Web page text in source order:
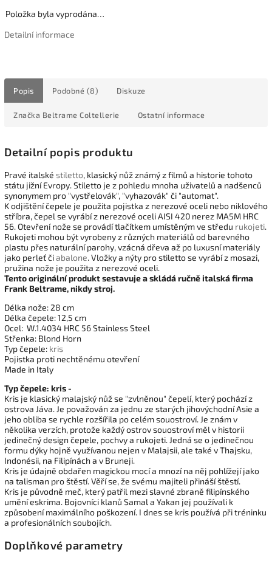
Položka byla vyprodána…
Detailní informace
Popis Podobné (8) Diskuze
Značka Beltrame Coltellerie Ostatní informace
Detailní popis produktu
Pravé italské stiletto, klasický nůž známý z filmů a historie tohoto
státu jižní Evropy. Stiletto je z pohledu mnoha uživatelů a nadšenců
synonymem pro "vystřelovák", "vyhazovák" či "automat".
K odjištění čepele je použita pojistka z nerezové oceli nebo niklového
stříbra, čepel se vyrábí z nerezové oceli AISI 420 nerez MA5M HRC
56. Otevření nože se provádí tlačítkem umístěným ve středu rukojeti.
Rukojeti mohou být vyrobeny z různých materiálů od barevného
plastu přes naturální parohy, vzácná dřeva až po luxusní materiály
jako perleť čiabalone. Vložky a nýty pro stiletto se vyrábí z mosazi,
pružina nože je použita z nerezové oceli.
Tento originální produkt sestavuje a skládá ručně italská firma
Frank Beltrame, nikdy stroj.
Délka nože: 28 cm
Délka čepele: 12,5 cm
Ocel: W.1.4034 HRC 56 Stainless Steel
Střenka: Blond Horn
Typ čepele: kris
Pojistka proti nechtěnému otevření
Made in Italy
Typ čepele: kris -
Kris je klasický malajský nůž se "zvlněnou" čepelí, který pochází z
ostrova Jáva. Je považován za jednu ze starých jihovýchodní Asie a
jeho obliba se rychle rozšířila po celém souostroví. Je znám v
několika verzích, protože každý ostrov souostroví měl v historii
jedinečný design čepele, pochvy a rukojeti. Jedná se o jedinečnou
formu dýky hojně využívanou nejen v Malajsii, ale také v Thajsku,
Indonésii, na Filipínách a v Bruneji.
Kris je údajně obdařen magickou mocí a mnozí na něj pohlížejí jako
na talisman pro štěstí. Věří se, že svému majiteli přináší štěstí.
Kris je původně meč, který patřil mezi slavné zbraně filipínského
umění eskrima. Bojovníci klanů Samal a Yakan jej používali k
způsobení maximálního poškození. I dnes se kris používá při tréninku
a profesionálních soubojích.
Doplňkové parametry